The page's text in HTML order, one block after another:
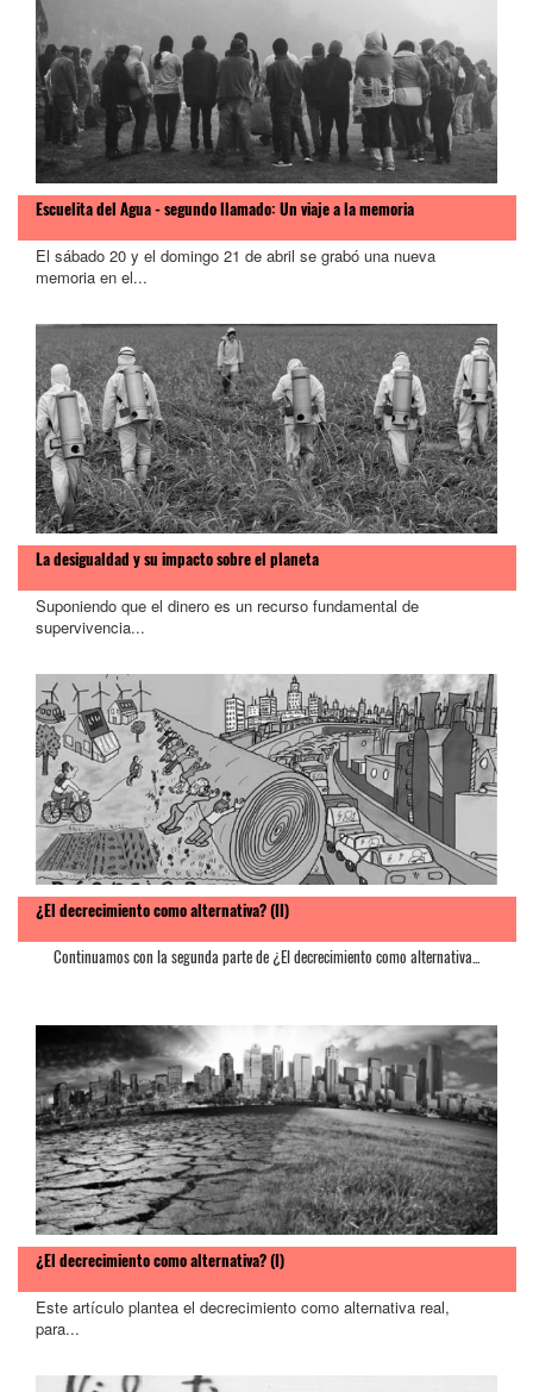
Escuelita del Agua - segundo llamado: Un viaje a la memoria
El sábado 20 y el domingo 21 de abril se grabó una nueva
memoria en el...
La desigualdad y su impacto sobre el planeta
Suponiendo que el dinero es un recurso fundamental de
supervivencia...
¿El decrecimiento como alternativa? (II)
Continuamos con la segunda parte de ¿El decrecimiento como alternativa...
¿El decrecimiento como alternativa? (I)
Este artículo plantea el decrecimiento como alternativa real,
para...